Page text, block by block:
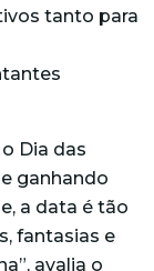
tanto para
Dia das
ganhando
a data é tão
fantasias e
avalia o